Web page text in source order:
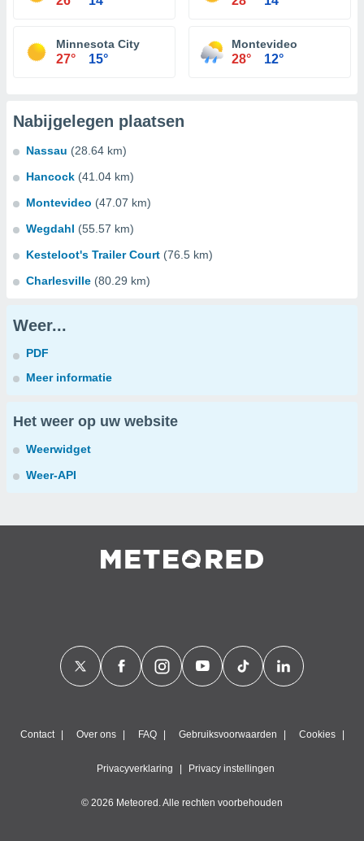
Minnesota City
27° 15°
Montevideo
28° 12°
Nabijgelegen plaatsen
Nassau (28.64 km)
Hancock (41.04 km)
Montevideo (47.07 km)
Wegdahl (55.57 km)
Kesteloot's Trailer Court (76.5 km)
Charlesville (80.29 km)
Weer...
PDF
Meer informatie
Het weer op uw website
Weerwidget
Weer-API
Contact Over ons FAQ Gebruiksvoorwaarden Cookies
Privacyverklaring Privacy instellingen
© 2026 Meteored. Alle rechten voorbehouden